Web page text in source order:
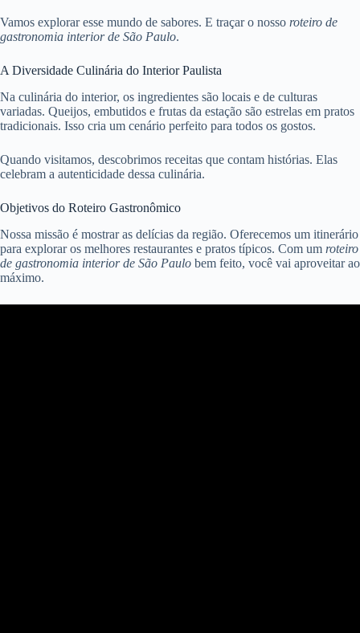
Vamos explorar esse mundo de sabores. E traçar o nosso roteiro de
gastronomia interior de São Paulo.
A Diversidade Culinária do Interior Paulista
Na culinária do interior, os ingredientes são locais e de culturas
variadas. Queijos, embutidos e frutas da estação são estrelas em pratos
tradicionais. Isso cria um cenário perfeito para todos os gostos.
Quando visitamos, descobrimos receitas que contam histórias. Elas
celebram a autenticidade dessa culinária.
Objetivos do Roteiro Gastronômico
Nossa missão é mostrar as delícias da região. Oferecemos um itinerário
para explorar os melhores restaurantes e pratos típicos. Com um roteiro
de gastronomia interior de São Paulo bem feito, você vai aproveitar ao
máximo.